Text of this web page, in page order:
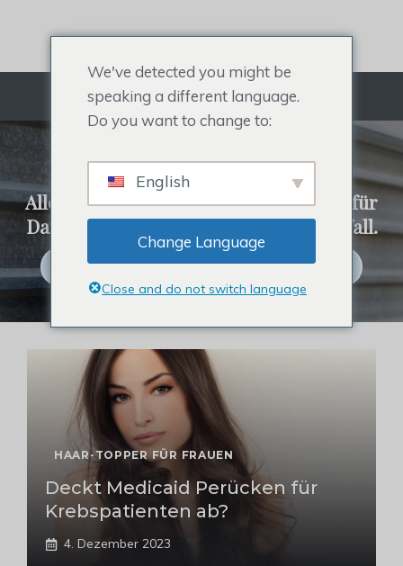
Menü
REHAIR-SYSTEM
Alles über Herrentoupet, Haaraufsatz für
Damen, Promi-Haarteil und Haarausfall.
Klicken Sie hier, um Haarsysteme zu kaufen
HAAR-TOPPER FÜR FRAUEN
Deckt Medicaid Perücken für
Krebspatienten ab?
4. Dezember 2023
We've detected you might be
speaking a different language.
Do you want to change to:
English
Change Language
Close and do not switch language